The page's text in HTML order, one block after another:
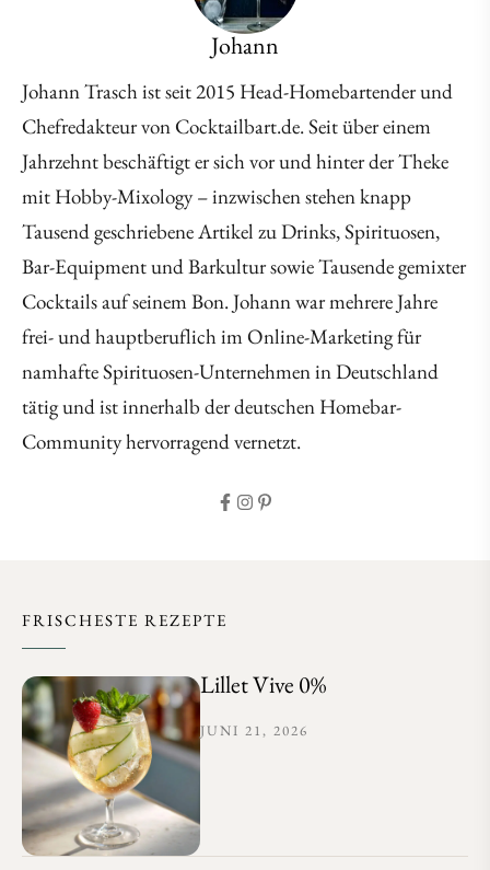
Johann
Johann Trasch ist seit 2015 Head-Homebartender und
Chefredakteur von Cocktailbart.de. Seit über einem
Jahrzehnt beschäftigt er sich vor und hinter der Theke
mit Hobby-Mixology – inzwischen stehen knapp
Tausend geschriebene Artikel zu Drinks, Spirituosen,
Bar-Equipment und Barkultur sowie Tausende gemixter
Cocktails auf seinem Bon. Johann war mehrere Jahre
frei- und hauptberuflich im Online-Marketing für
namhafte Spirituosen-Unternehmen in Deutschland
tätig und ist innerhalb der deutschen Homebar-
Community hervorragend vernetzt.
FRISCHESTE REZEPTE
Lillet Vive 0%
JUNI 21, 2026